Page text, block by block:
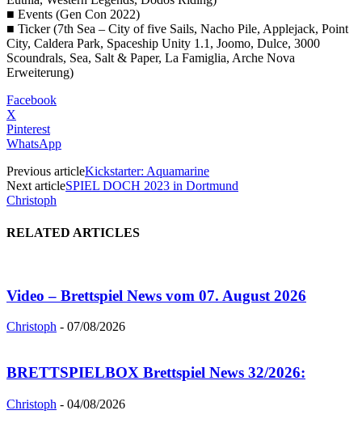
■ Events (Gen Con 2022)
■ Ticker (7th Sea – City of five Sails, Nacho Pile, Applejack, Point
City, Caldera Park, Spaceship Unity 1.1, Joomo, Dulce, 3000
Scoundrals, Sea, Salt & Paper, La Famiglia, Arche Nova
Erweiterung)
Facebook
X
Pinterest
WhatsApp
Previous articleKickstarter: Aquamarine
Next articleSPIEL DOCH 2023 in Dortmund
Christoph
RELATED ARTICLES
Video – Brettspiel News vom 07. August 2026
Christoph - 07/08/2026
BRETTSPIELBOX Brettspiel News 32/2026:
Christoph - 04/08/2026